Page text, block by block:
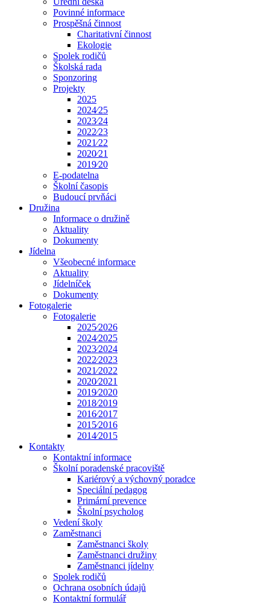
Povinné informace
Prospěšná činnost
Charitativní činnost
Ekologie
Spolek rodičů
Školská rada
Sponzoring
Projekty
2025
2024⁄25
2023⁄24
2022⁄23
2021⁄22
2020⁄21
2019⁄20
E-podatelna
Školní časopis
Budoucí prvňáci
Družina
Informace o družině
Aktuality
Dokumenty
Jídelna
Všeobecné informace
Aktuality
Jídelníček
Dokumenty
Fotogalerie
Fotogalerie
2025⁄2026
2024⁄2025
2023⁄2024
2022⁄2023
2021⁄2022
2020⁄2021
2019⁄2020
2018⁄2019
2016⁄2017
2015⁄2016
2014⁄2015
Kontakty
Kontaktní informace
Školní poradenské pracoviště
Kariérový a výchovný poradce
Speciální pedagog
Primární prevence
Školní psycholog
Vedení školy
Zaměstnanci
Zaměstnanci školy
Zaměstnanci družiny
Zaměstnanci jídelny
Spolek rodičů
Ochrana osobních údajů
Kontaktní formulář